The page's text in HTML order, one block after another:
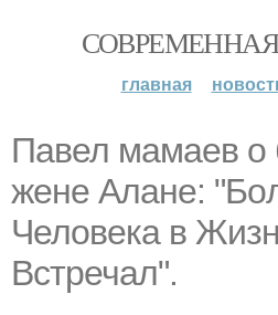
главная
Павел мамаев
жене Алане:
Челoвека в
Встречал".